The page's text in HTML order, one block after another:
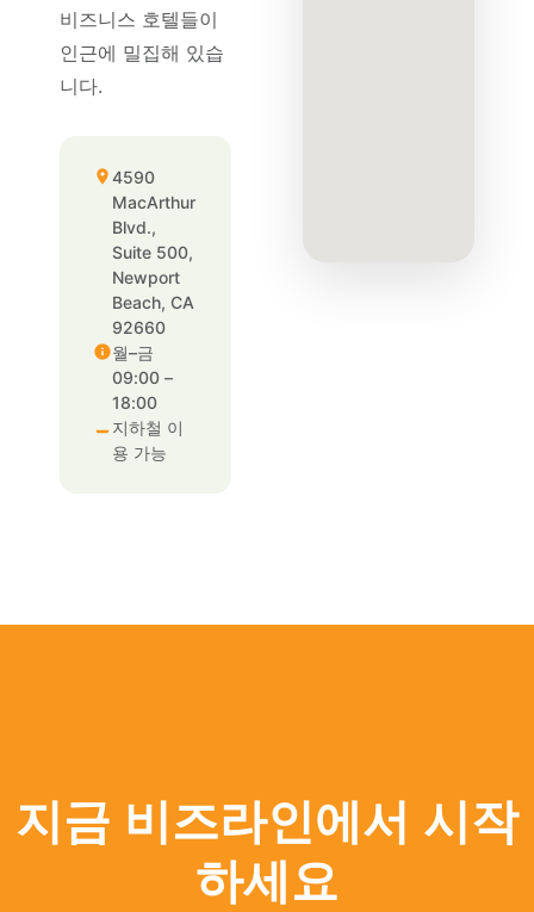
비즈니스 호텔들이
인근에 밀집해 있습
니다.
4590
MacArthur
Blvd.,
Suite 500,
Newport
Beach, CA
92660
월–금
09:00 –
18:00
지하철 이
용 가능
지금 비즈라인에서 시작
하세요